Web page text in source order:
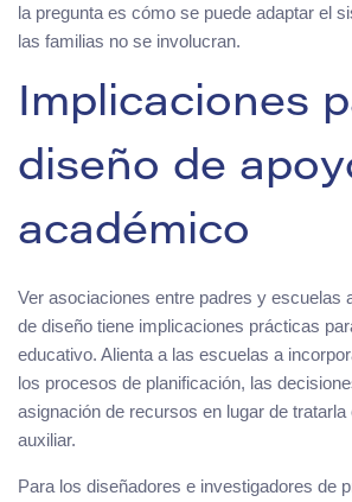
la pregunta es cómo se puede adaptar el
las familias no se involucran.
Implicaciones
diseño de
académico
Ver asociaciones entre padres y escuelas
de diseño tiene implicaciones prácticas
educativo. Alienta a las escuelas a
los procesos de planificación, las
asignación de recursos en lugar de
auxiliar.
Para los diseñadores e investigadores de